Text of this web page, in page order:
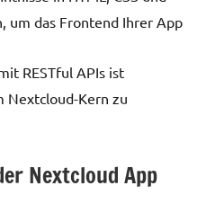
um das Frontend Ihrer App
RESTful APIs ist
Kern zu
Nextcloud App